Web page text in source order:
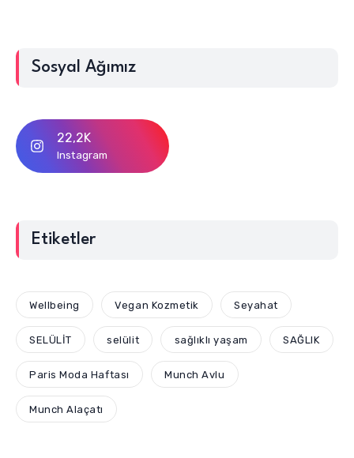
Sosyal Ağımız
22,2K
Instagram
Etiketler
Wellbeing Vegan Kozmetik Seyahat
SELÜLİT selülit sağlıklı yaşam SAĞLIK
Paris Moda Haftası Munch Avlu
Munch Alaçatı